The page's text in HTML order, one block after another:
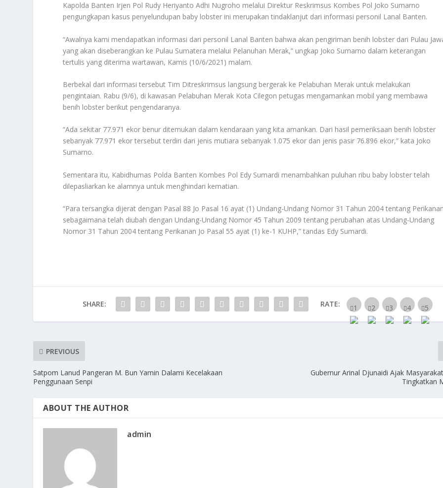
Kapolda Banten Irjen Pol Rudy Heriyanto Adhi Nugroho melalui Direktur Reskrimsus Kombes Pol Joko Sumarno
pengungkapan kasus penyelundupan baby lobster ini merupakan tindaklanjut dari informasi personil Lanal Banten.
“Awalnya kami mendapatkan informasi dari personil Lanal Banten bahwa akan pengiriman benih lobster dari Pulau
yang akan diseberangkan ke Pulau Sumatera melalui Pelanuhan Merak,” ungkap Joko Sumarno dalam keterangan
tertulis yang diterima wartawan, Kamis (10/6/2021) malam.
Berbekal dari informasi tersebut Tim Ditreskrimsus langsung bergerak ke Pelabuhan Merak untuk melakukan
pengintaian. Rabu (9/6), di kawasan Pelabuhan Merak Kota Cilegon petugas mengamankan mobil yang membawa
benih lobster berikut pengendaranya.
“Ada sekitar 77.971 ekor benur ditemukan dalam kendaraan yang kita amankan. Dari hasil pemeriksaan benih lobster
sebanyak 77.971 ekor tersebut terdiri dari jenis mutiara sebanyak 1.075 ekor dan jenis pasir 76.896 ekor,” kata Joko
Sumarno.
Sementara itu, Kabidhumas Polda Banten Kombes Pol Edy Sumardi menambahkan puluhan ribu baby lobster telah
dilepasliarkan ke alamnya untuk menghindari kematian.
“Para tersangka dijerat dengan Pasal 88 Jo Pasal 16 ayat (1) Undang-Undang Nomor 31 Tahun 2004 tentang
sebagaimana telah diubah dengan Undang-Undang Nomor 45 Tahun 2009 tentang perubahan atas Undang-Undang
Nomor 31 Tahun 2004 tentang Perikanan Jo Pasal 55 ayat (1) ke-1 KUHP,” tandas Edy Sumardi.
SHARE: RATE:
PREVIOUS
Satpom Lanud Pangeran M. Bun Yamin Dalami Kecelakaan
Penggunaan Senpi
Gubernur Arinal Djunaidi Ajak
Tingkatkan
ABOUT THE AUTHOR
admin